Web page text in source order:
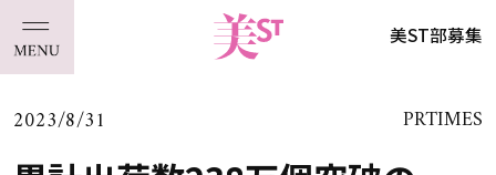
美ST部募集
2023/8/31 PRTIMES